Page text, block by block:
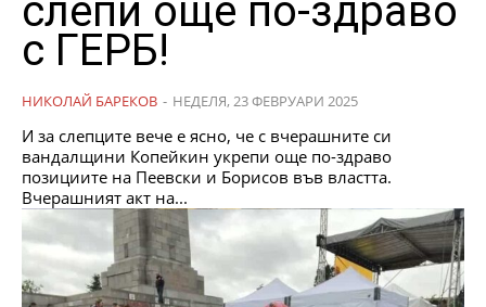
слепи още по-здраво
с ГЕРБ!
НИКОЛАЙ БАРЕКОВ - НЕДЕЛЯ, 23 ФЕВРУАРИ 2025
И за слепците вече е ясно, че с вчерашните си
вандалщини Копейкин укрепи още по-здраво
позициите на Пеевски и Борисов във властта.
Вчерашният акт на...